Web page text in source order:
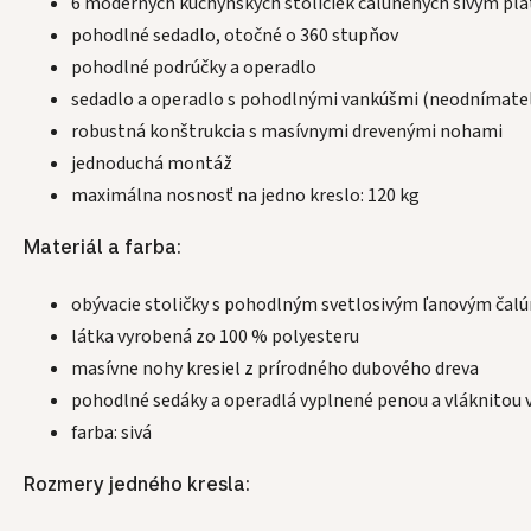
pohodlné sedadlo, otočné o 360 stupňov
pohodlné podrúčky a operadlo
sedadlo a operadlo s pohodlnými vankúšmi
robustná konštrukcia s masívnymi drevenými nohami
jednoduchá montáž
maximálna nosnosť na jedno kreslo: 120 kg
Materiál a farba:
obývacie stoličky s pohodlným svetlosivým ľanovým
látka vyrobená zo 100 % polyesteru
masívne nohy kresiel z prírodného dubového dreva
pohodlné sedáky a operadlá vyplnené penou a vláknitou
farba: sivá
Rozmery jedného kresla: